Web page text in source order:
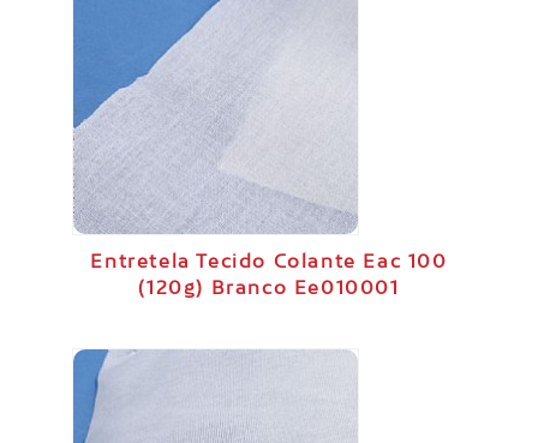
Entretela Tecido Colante Eac 100
(120g) Branco Ee010001